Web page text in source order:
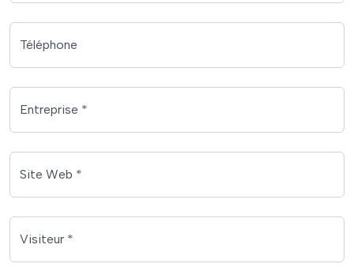
Téléphone
Entreprise *
Site Web *
Visiteur *